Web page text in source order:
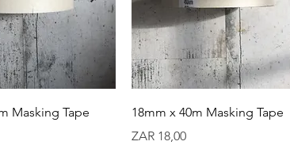
overzicht
Masking Tape
Snel overzicht
18mm x 40m Masking Tape
Prijs
ZAR 18,00